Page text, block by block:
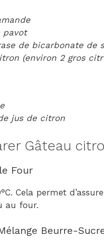
pavot
de bicarbonate de
(environ 2 gros
jus de citron
Gâteau
Four
Cela permet
au four.
Beurre-